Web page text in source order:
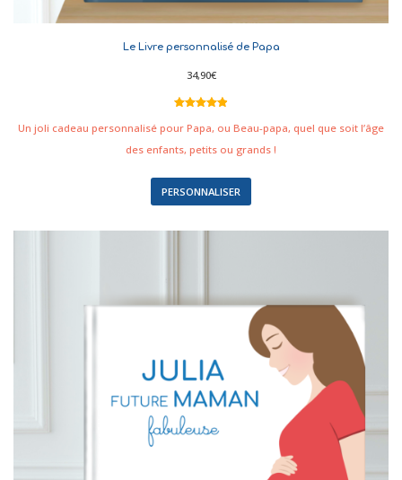
Le Livre personnalisé de Papa
34,90€
sur 5
basé sur
notations
client
Un joli cadeau personnalisé pour Papa, ou Beau-papa, quel que soit l’âge
des enfants, petits ou grands !
PERSONNALISER